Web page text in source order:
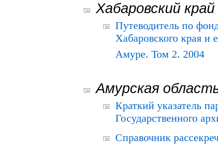
Хабаровский край
Путеводитель по
Хабаровского края и
Амуре. Том 2. 2004
Амурская
Краткий указатель
Государственного
Справочник